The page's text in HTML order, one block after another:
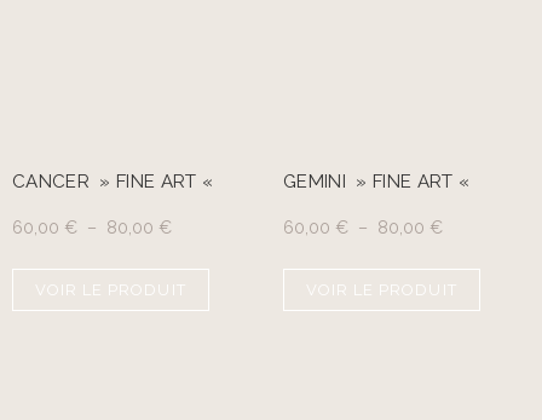
CANCER » FINE ART «
60,00 € – 80,00 €
VOIR LE PRODUIT
GEMINI » FINE ART «
60,00 € – 80,00 €
VOIR LE PRODUIT